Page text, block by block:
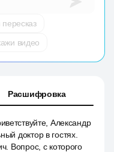
пересказ
видео
Расшифровка
Александр
доктор в гостях.
Вопрос, с которого